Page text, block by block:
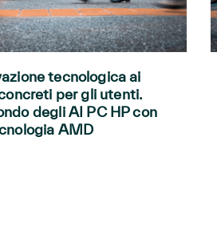
tecnologica ai
per gli utenti.
degli AI PC HP con
AMD